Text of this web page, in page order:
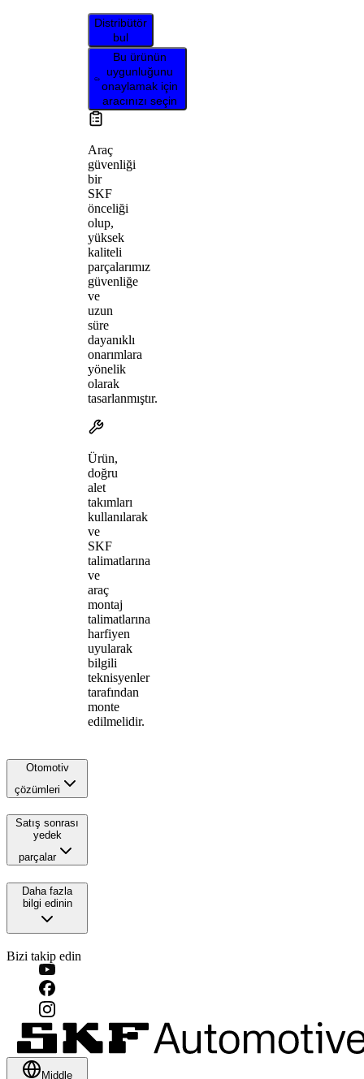
Distribütör
bul
Bu ürünün
uygunluğunu
onaylamak için
aracınızı seçin
Araç
güvenliği
bir
SKF
önceliği
olup,
yüksek
kaliteli
parçalarımız
güvenliğe
ve
uzun
süre
dayanıklı
onarımlara
yönelik
olarak
tasarlanmıştır.
Ürün,
doğru
alet
takımları
kullanılarak
ve
SKF
talimatlarına
ve
araç
montaj
talimatlarına
harfiyen
uyularak
bilgili
teknisyenler
tarafından
monte
edilmelidir.
Otomotiv
çözümleri
Satış sonrası
yedek
parçalar
Daha fazla
bilgi edinin
Bizi takip edin
Middle